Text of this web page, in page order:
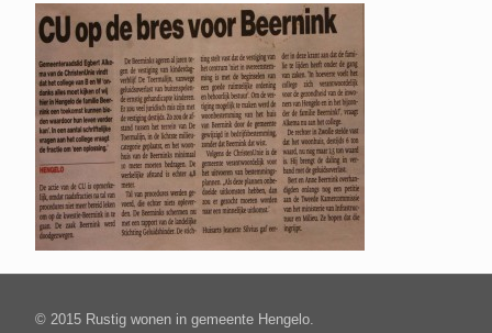
© 2015 Rustig wonen in gemeente Hengelo.